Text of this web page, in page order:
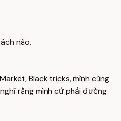
nào.
Black tricks, mình cũng
rằng mình cứ phải đường